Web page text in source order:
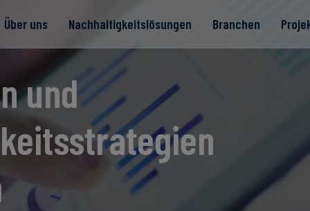
Über uns Nachhaltigkeitslösungen Branchen
Read more
Read more
Read more
und